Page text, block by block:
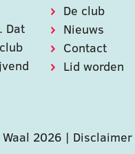
Dat
De club
Nieuws
Contact
Lid worden
2026 | Disclaimer